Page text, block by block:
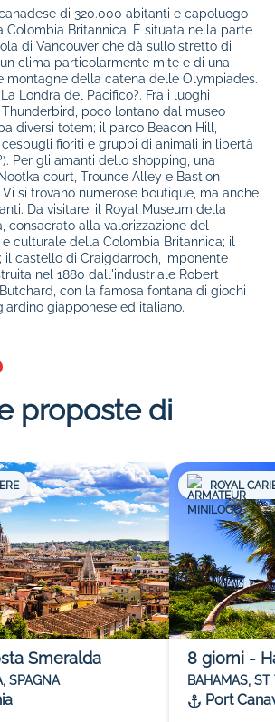
di 320.000 abitanti e capoluogo
Colombia Britannica. È situata nella parte
di Vancouver che dà sullo stretto di
clima particolarmente mite e di una
montagne della catena delle Olympiades.
Londra del Pacifico?. Fra i luoghi
poco lontano dal museo
diversi totem; il parco Beacon Hill,
fioriti e gruppi di animali in libertà
Per gli amanti dello shopping, una
court, Trounce Alley e Bastion
si trovano numerose boutique, ma anche
Da visitare: il Royal Museum della
consacrato alla valorizzazione del
culturale della Colombia Britannica; il
il castello di Craigdarroch, imponente
nel 1880 dall'industriale Robert
con la famosa fontana di giochi
giapponese ed italiano.
proposte di
Smeralda
SPAGNA
ROYAL
8 giorni -
BAHAMAS,
Port